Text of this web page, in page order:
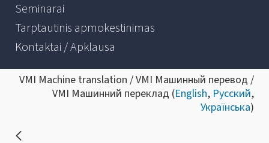
Seminarai
Tarptautinis apmokestinimas
Kontaktai / Apklausa
VMI Machine translation / VMI Машинный перевод /
VMI Машинний переклад (English, Русский,
Українська)